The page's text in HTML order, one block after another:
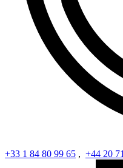
+33 1 84 80 99 65 , +44 20